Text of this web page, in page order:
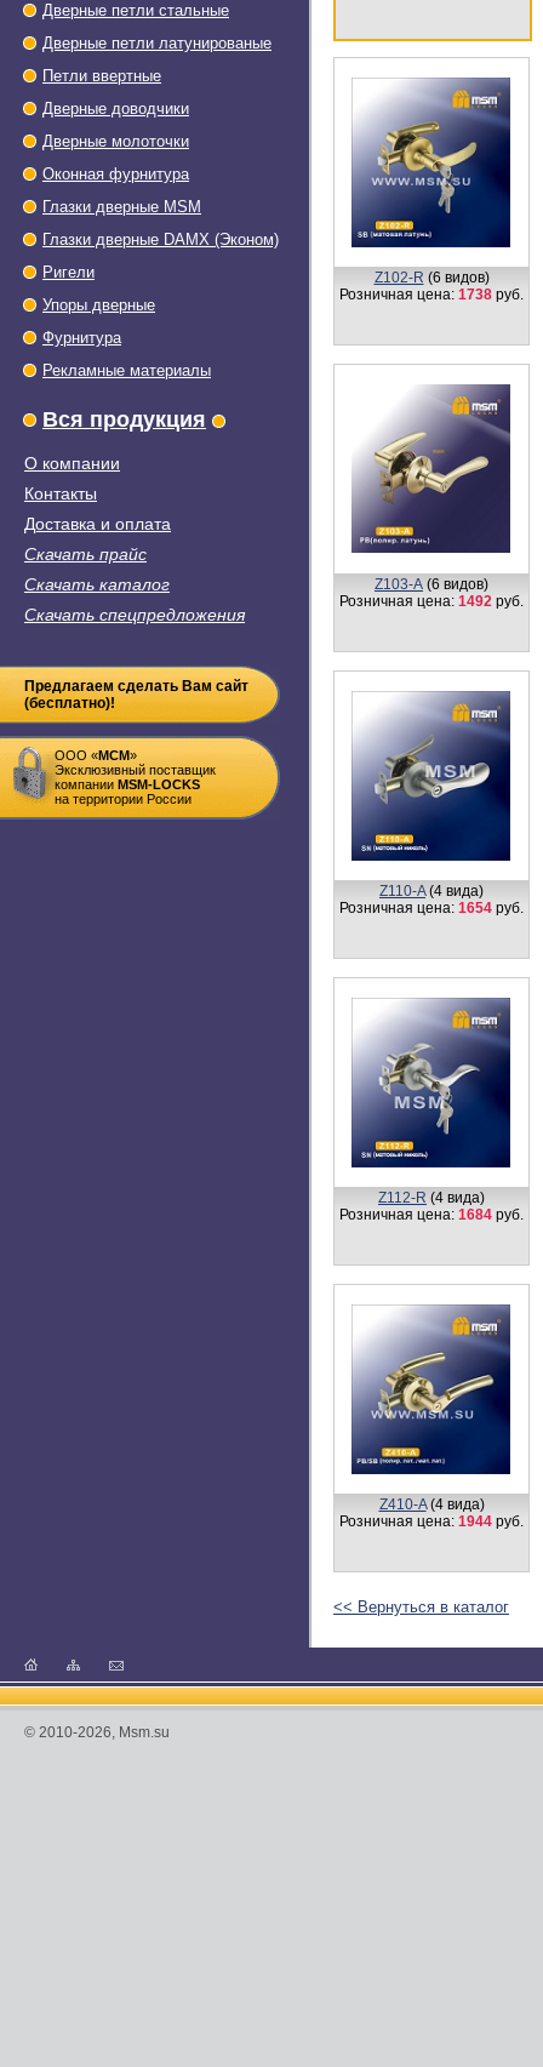
Дверные петли стальные
Дверные петли латунированые
Петли ввертные
Дверные доводчики
Дверные молоточки
Оконная фурнитура
Глазки дверные МSМ
Глазки дверные DAMX (Эконом)
Ригели
Упоры дверные
Фурнитура
Рекламные материалы
Вся продукция
О компании
Контакты
Доставка и оплата
Скачать прайс
Скачать каталог
Скачать спецпредложения
Предлагаем сделать Вам сайт
(бесплатно)!
ООО «MСM»
Эксклюзивный поставщик
компании MSM-LOCKS
на территории России
ZS605-A (6 видов)
Розничная цена: 2140 руб.
Z102-M (5 видов)
Розничная цена: 1518 руб.
Z109-R(6 видов)
Розничная цена: 1692 руб.
Z110-A (4 вида)
Розничная цена: 1654 руб.
Z111-A(6 видов)
Розничная цена: 1380 руб.